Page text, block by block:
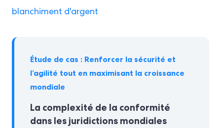
blanchiment d'argent
Étude de cas : Renforcer la sécurité et
l’agilité tout en maximisant la croissance
mondiale
La complexité de la conformité
dans les juridictions mondiales